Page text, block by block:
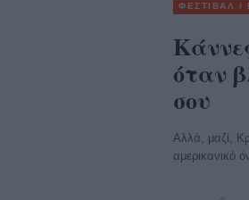
ΦΕΣΤΙΒΑΛ /
όταν
σου
Αλλά, μαζί,
αμερικανικό